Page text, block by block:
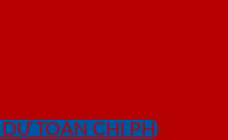
DỰ TOÁN CHI PHÍ